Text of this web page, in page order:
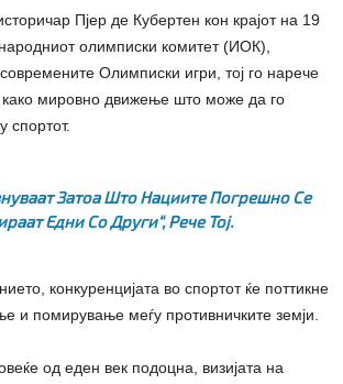
Пјер де Кубертен кон крајот на 19
олимписки комитет (ИОК),
Олимписки игри, тој го нарече
како мировно движење што може да го
спортот.
Затоа Што Нациите Погрешно Се
Едни Со Други“, Рече Тој.
конкуренцијата во спортот ќе поттикне
и помирување меѓу противничките земји.
од еден век подоцна, визијата на